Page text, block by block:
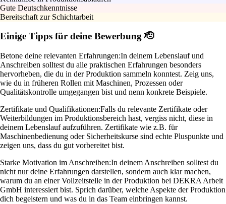
Gute Deutschkenntnisse
Bereitschaft zur Schichtarbeit
Einige Tipps für deine Bewerbung 🫡
Betone deine relevanten Erfahrungen:In deinem Lebenslauf und
Anschreiben solltest du alle praktischen Erfahrungen besonders
hervorheben, die du in der Produktion sammeln konntest. Zeig uns,
wie du in früheren Rollen mit Maschinen, Prozessen oder
Qualitätskontrolle umgegangen bist und nenn konkrete Beispiele.
Zertifikate und Qualifikationen:Falls du relevante Zertifikate oder
Weiterbildungen im Produktionsbereich hast, vergiss nicht, diese in
deinem Lebenslauf aufzuführen. Zertifikate wie z.B. für
Maschinenbedienung oder Sicherheitskurse sind echte Pluspunkte und
zeigen uns, dass du gut vorbereitet bist.
Starke Motivation im Anschreiben:In deinem Anschreiben solltest du
nicht nur deine Erfahrungen darstellen, sondern auch klar machen,
warum du an einer Vollzeitstelle in der Produktion bei DEKRA Arbeit
GmbH interessiert bist. Sprich darüber, welche Aspekte der Produktion
dich begeistern und was du in das Team einbringen kannst.